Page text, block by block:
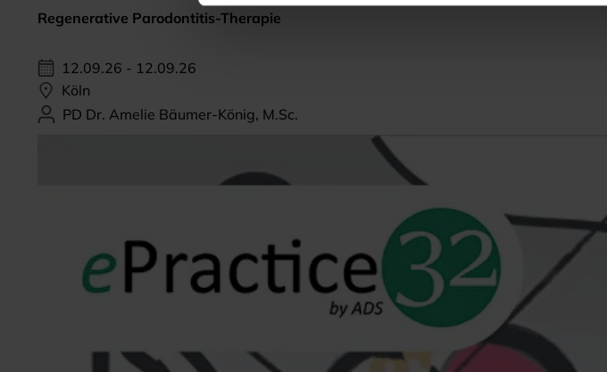
Regenerative Parodontitis-Therapie
12.09.26 - 12.09.26
Köln
PD Dr. Amelie Bäumer-König, M.Sc.